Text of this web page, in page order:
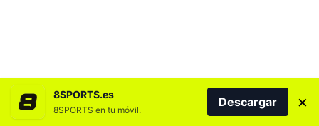
8SPORTS.es
8SPORTS en tu móvil.
Descargar ×